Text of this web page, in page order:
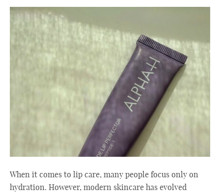
When it comes to lip care, many people focus only on
hydration. However, modern skincare has evolved